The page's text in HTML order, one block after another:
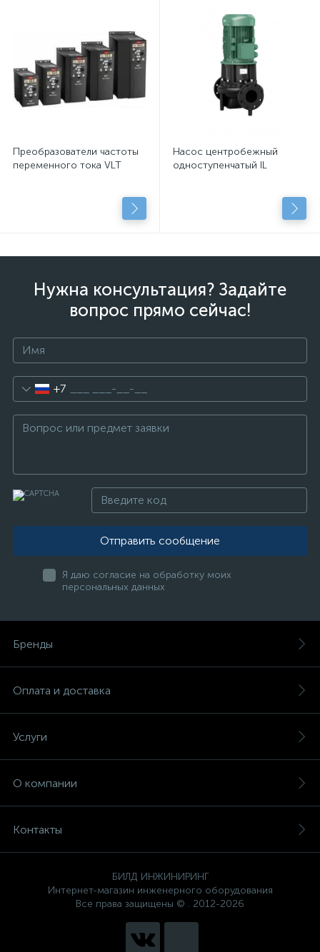
Преобразователи частоты
переменного тока VLT
Насос центробежный
одноступенчатый IL
Нужна консультация? Задайте
вопрос прямо сейчас!
+7
Отправить сообщение
Я даю согласие на обработку моих
персональных данных
Бренды
Оплата и доставка
Услуги
О компании
Контакты
БИЛД ИНЖИНИРИНГ
Интернет-магазин инженерного оборудования
Все права защищены © . 2012-2026